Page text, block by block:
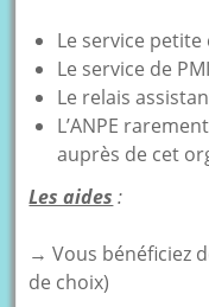
Le service
Le service de
Le relais
L’ANPE
auprès de cet
Les aides :
→ Vous bénéficiez
de choix)